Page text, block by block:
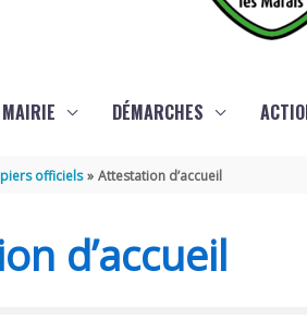
MAIRIE DÉMARCHES
officiels Attestation d’accueil
d’accueil